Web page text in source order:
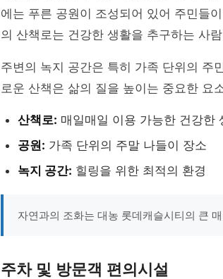
에는 푸른 공원이 조성되어 있어 주민들
의 산책로는 건강한 생활을 추구하는 사
주변의 녹지 공간은 특히 가족 단위의 주
로운 산책은 삶의 질을 높이는 중요한 요
산책로: 매일매일 이용 가능한 건강한
공원: 가족 단위의 주말 나들이 장소
녹지 공간: 힐링을 위한 최적의 환경
자연과의 조화는 대농 롯데캐슬시티의 큰
주차 및 방문객 편의시설